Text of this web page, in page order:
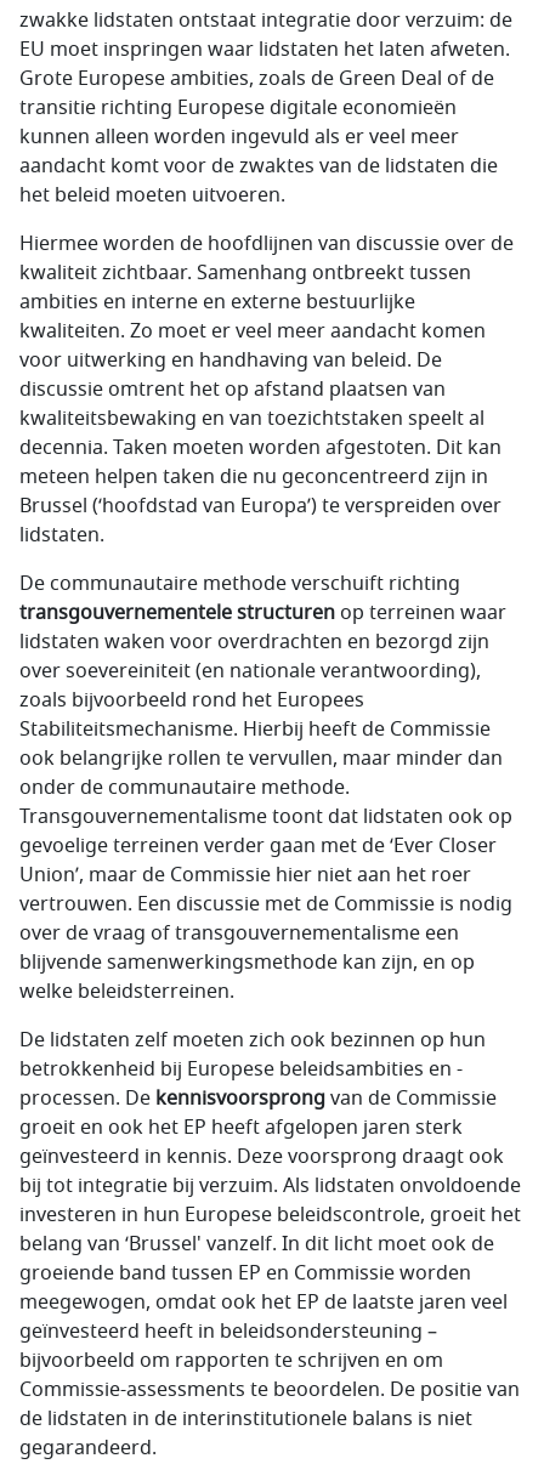
zwakke lidstaten ontstaat integratie door verzuim: de
EU moet inspringen waar lidstaten het laten afweten.
Grote Europese ambities, zoals de Green Deal of de
transitie richting Europese digitale economieën
kunnen alleen worden ingevuld als er veel meer
aandacht komt voor de zwaktes van de lidstaten die
het beleid moeten uitvoeren.
Hiermee worden de hoofdlijnen van discussie over de
kwaliteit zichtbaar. Samenhang ontbreekt tussen
ambities en interne en externe bestuurlijke
kwaliteiten. Zo moet er veel meer aandacht komen
voor uitwerking en handhaving van beleid. De
discussie omtrent het op afstand plaatsen van
kwaliteitsbewaking en van toezichtstaken speelt al
decennia. Taken moeten worden afgestoten. Dit kan
meteen helpen taken die nu geconcentreerd zijn in
Brussel (‘hoofdstad van Europa’) te verspreiden over
lidstaten.
De communautaire methode verschuift richting
transgouvernementele structuren op terreinen waar
lidstaten waken voor overdrachten en bezorgd zijn
over soevereiniteit (en nationale verantwoording),
zoals bijvoorbeeld rond het Europees
Stabiliteitsmechanisme. Hierbij heeft de Commissie
ook belangrijke rollen te vervullen, maar minder dan
onder de communautaire methode.
Transgouvernementalisme toont dat lidstaten ook op
gevoelige terreinen verder gaan met de ‘Ever Closer
Union’, maar de Commissie hier niet aan het roer
vertrouwen. Een discussie met de Commissie is nodig
over de vraag of transgouvernementalisme een
blijvende samenwerkingsmethode kan zijn, en op
welke beleidsterreinen.
De lidstaten zelf moeten zich ook bezinnen op hun
betrokkenheid bij Europese beleidsambities en -
processen. De kennisvoorsprongvan de Commissie
groeit en ook het EP heeft afgelopen jaren sterk
geïnvesteerd in kennis. Deze voorsprong draagt ook
bij tot integratie bij verzuim. Als lidstaten onvoldoende
investeren in hun Europese beleidscontrole, groeit het
belang van ‘Brussel' vanzelf. In dit licht moet ook de
groeiende band tussen EP en Commissie worden
meegewogen, omdat ook het EP de laatste jaren veel
geïnvesteerd heeft in beleidsondersteuning –
bijvoorbeeld om rapporten te schrijven en om
Commissie-assessments te beoordelen. De positie van
de lidstaten in de interinstitutionele balans is niet
gegarandeerd.